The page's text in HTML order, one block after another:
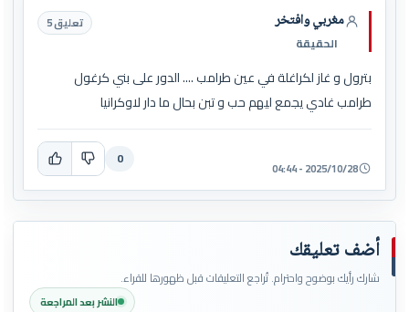
مغربي وافتخر
الحقيقة
تعليق 5
بترول و غاز لكراغلة في عين طرامب .... الدور على بني كرغول
طرامب غادي يجمع ليهم حب و تبن بحال ما دار لاوكرانيا
2025/10/28 - 04:44
0
أضف تعليقك
شارك رأيك بوضوح واحترام. تُراجع التعليقات قبل ظهورها للقراء.
النشر بعد المراجعة